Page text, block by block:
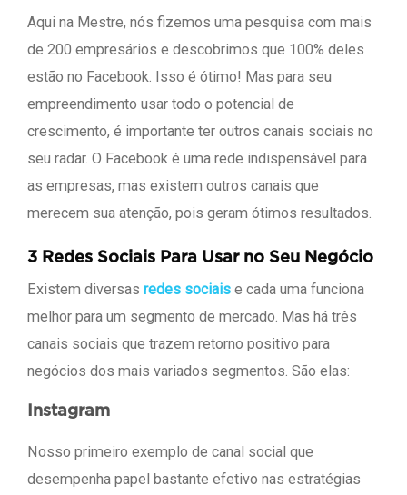
Aqui na Mestre, nós fizemos uma pesquisa com mais
de 200 empresários e descobrimos que 100% deles
estão no Facebook. Isso é ótimo! Mas para seu
empreendimento usar todo o potencial de
crescimento, é importante ter outros canais sociais no
seu radar. O Facebook é uma rede indispensável para
as empresas, mas existem outros canais que
merecem sua atenção, pois geram ótimos resultados.
3 Redes Sociais Para Usar no Seu Negócio
Existem diversas redes sociais e cada uma funciona
melhor para um segmento de mercado. Mas há três
canais sociais que trazem retorno positivo para
negócios dos mais variados segmentos. São elas:
Instagram
Nosso primeiro exemplo de canal social que
desempenha papel bastante efetivo nas estratégias